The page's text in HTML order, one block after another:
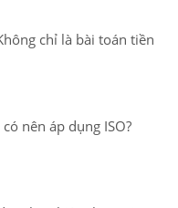
chỉ là bài toán tiền
nên áp dụng ISO?